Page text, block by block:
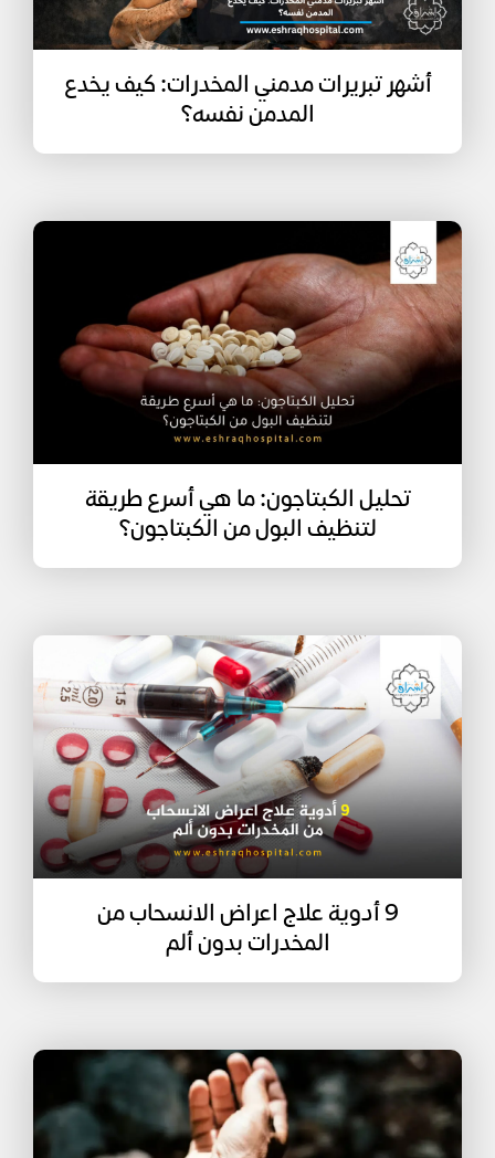
أشهر تبريرات مدمني المخدرات: كيف يخدع
المدمن نفسه؟
تحليل الكبتاجون: ما هي أسرع طريقة
لتنظيف البول من الكبتاجون؟
9 أدوية علاج اعراض الانسحاب من
المخدرات بدون ألم